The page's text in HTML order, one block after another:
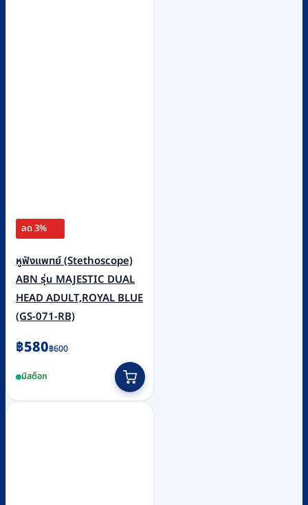
ลด 3%
หูฟังแพทย์ (Stethoscope)
ABN รุ่น MAJESTIC DUAL
HEAD ADULT,ROYAL BLUE
(GS-071-RB)
฿600
Original
was:
฿600.
฿580
Current
is:
฿580.
มีสต็อก